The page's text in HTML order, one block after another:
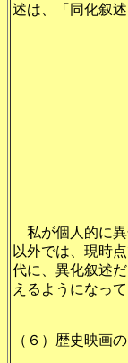
述は、「同化叙
私が個人的に異
以外では、現時
代に、異化叙述
えるようになっ
（６）歴史映画